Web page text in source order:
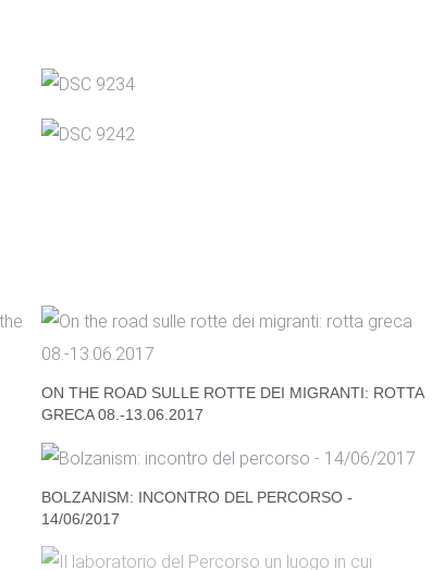
ON THE ROAD SULLE ROTTE DEI MIGRANTI: ROTTA
GRECA 08.-13.06.2017
BOLZANISM: INCONTRO DEL PERCORSO -
14/06/2017